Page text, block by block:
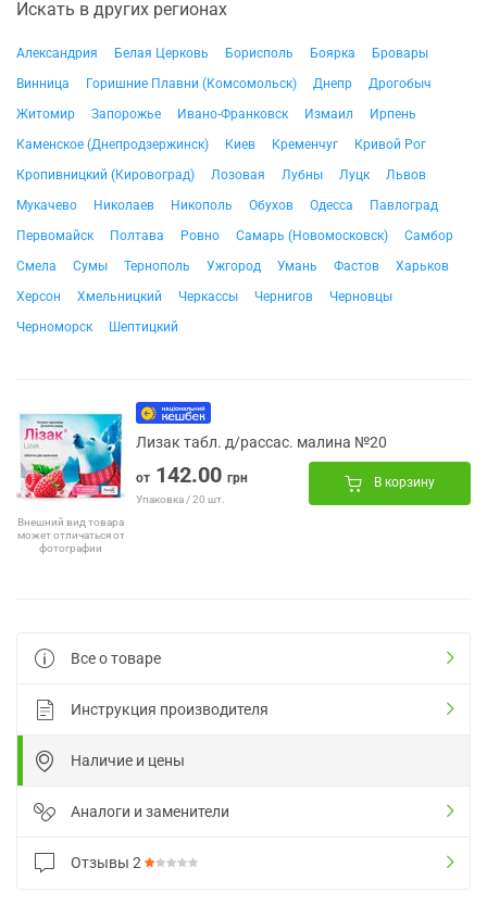
Искать в других регионах
Александрия Белая Церковь Борисполь Боярка
Бровары
Винница
Горишние Плавни (Комсомольск) Днепр
Дрогобыч
Житомир
Запорожье Ивано-Франковск Измаил
Ирпень
Каменское (Днепродзержинск)
Киев Кременчуг
Кривой Рог
Кропивницкий (Кировоград)
Лозовая Лубны Луцк
Львов
Мукачево
Николаев Никополь Обухов Одесса
Павлоград
Первомайск
Полтава Ровно Самарь (Новомосковск)
Самбор
Смела
Сумы Тернополь Ужгород Умань Фастов
Харьков
Херсон
Хмельницкий Черкассы Чернигов
Черновцы
Черноморск
Шептицкий
Внешний вид товара
может отличаться от
фотографии
Лизак табл. д/рассас. малина №20
от 142.00 грн
Упаковка / 20 шт.
В корзину
Все о товаре
Инструкция производителя
Наличие и цены
Аналоги и заменители
Отзывы 2